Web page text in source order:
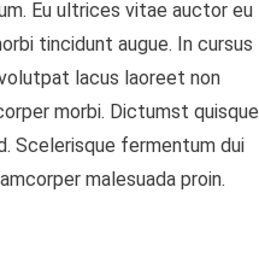
Eu ultrices vitae auctor eu
tincidunt augue. In cursus
lacus laoreet non
morbi. Dictumst quisque
Scelerisque fermentum dui
malesuada proin.